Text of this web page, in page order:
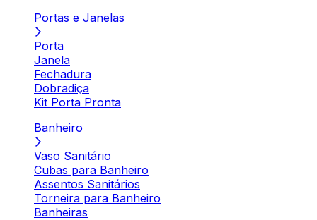
Portas e Janelas
Porta
Janela
Fechadura
Dobradiça
Kit Porta Pronta
Banheiro
Vaso Sanitário
Cubas para Banheiro
Assentos Sanitários
Torneira para Banheiro
Banheiras